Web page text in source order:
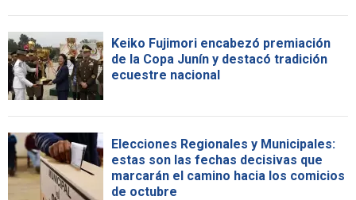
Keiko Fujimori encabezó premiación
de la Copa Junín y destacó tradición
ecuestre nacional
Elecciones Regionales y Municipales:
estas son las fechas decisivas que
marcarán el camino hacia los comicios
de octubre